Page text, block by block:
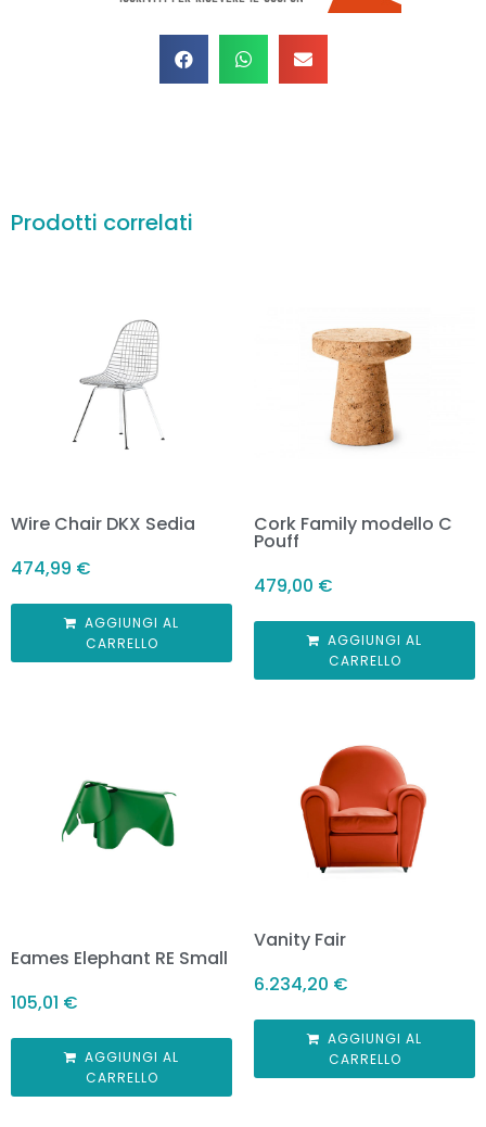
Prodotti correlati
Wire Chair DKX Sedia
474,99 €
AGGIUNGI AL
CARRELLO
Cork Family modello C
Pouff
479,00 €
AGGIUNGI AL
CARRELLO
Eames Elephant RE Small
105,01 €
AGGIUNGI AL
CARRELLO
Vanity Fair
6.234,20 €
AGGIUNGI AL
CARRELLO